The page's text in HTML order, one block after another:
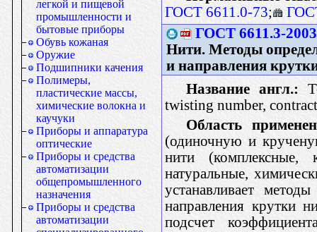
легкой и пищевой
промышленности и
бытовые приборы
Обувь кожаная
Оружие
Подшипники качения
Полимеры,
пластические массы,
химические волокна и
каучуки
Приборы и аппаратура
оптические
Приборы и средства
автоматизации
общепромышленного
назначения
Приборы и средства
автоматизации
ГОСТ 6611.0-73;
ГОСТ 6611.3-2003
Нити. Методы
и направления
Название англ.:
twisting number,
Область
(одиночную и
нити (комплексные,
натуральные,
устанавливает
направления крутки
подсчет